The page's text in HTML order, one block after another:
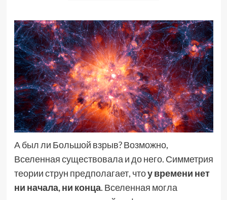
А был ли Большой взрыв? Возможно,
Вселенная существовала и до него. Симметрия
теории струн предполагает, чтоу времени нет
ни начала, ни конца. Вселенная могла